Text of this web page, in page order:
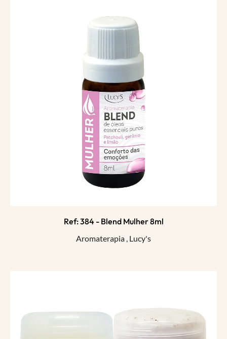
Ref: 384 - Blend Mulher 8ml
Aromaterapia , Lucy's